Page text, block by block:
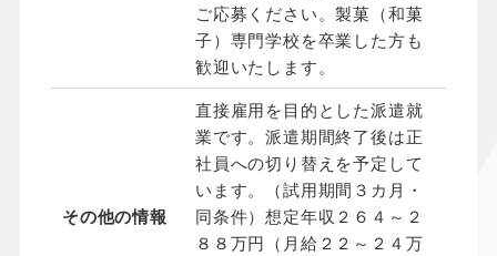
ご応募ください。製菓（和菓
子）専門学校を卒業した方も
歓迎いたします。
その他の情報
直接雇用を目的とした派遣就
業です。派遣期間終了後は正
社員への切り替えを予定して
います。（試用期間３カ月・
同条件）想定年収２６４～２
８８万円（月給２２～２４万